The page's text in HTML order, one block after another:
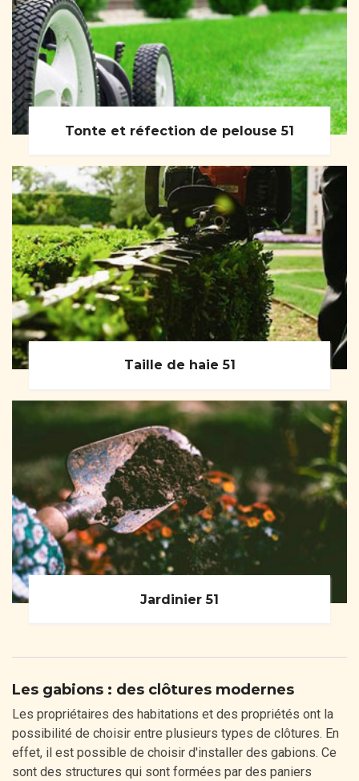
Tonte et réfection de pelouse 51
Taille de haie 51
Jardinier 51
Les gabions : des clôtures modernes
Les propriétaires des habitations et des propriétés ont la
possibilité de choisir entre plusieurs types de clôtures. En
effet, il est possible de choisir d'installer des gabions. Ce
sont des structures qui sont formées par des paniers